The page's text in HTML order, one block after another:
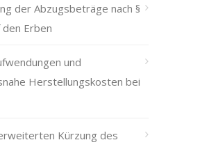
der Abzugsbeträge nach §
den Erben
und
Herstellungskosten bei
Kürzung des